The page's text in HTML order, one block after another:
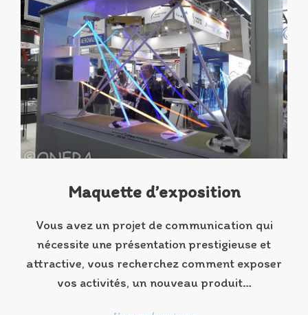
Maquette d’exposition
Vous avez un projet de communication qui
nécessite une présentation prestigieuse et
attractive, vous recherchez comment exposer
vos activités, un nouveau produit…